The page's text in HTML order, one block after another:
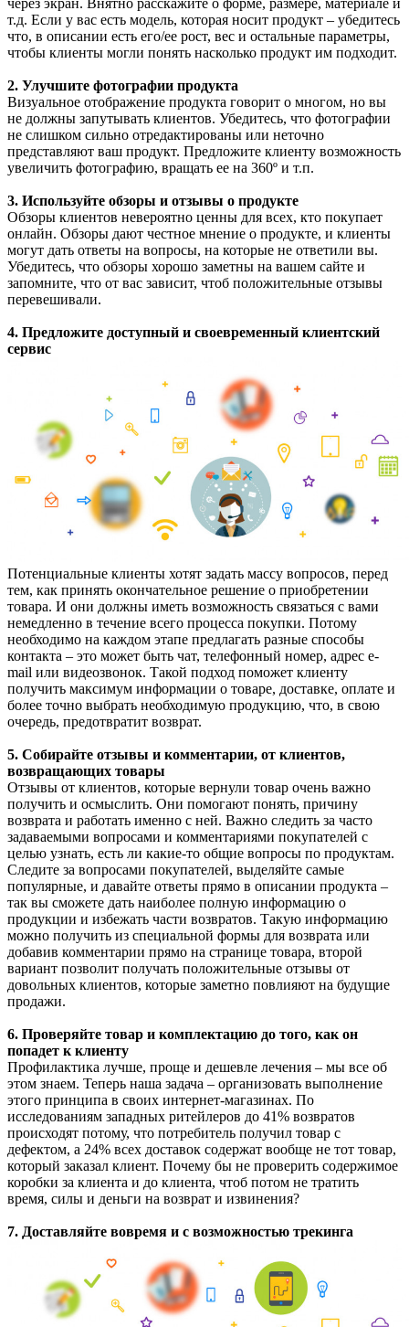
т.д. Если у вас есть модель, которая носит продукт – убедитесь
что, в описании есть его/ее рост, вес и остальные параметры,
чтобы клиенты могли понять насколько продукт им подходит.
2. Улучшите фотографии продукта
Визуальное отображение продукта говорит о многом, но вы
не должны запутывать клиентов. Убедитесь, что фотографии
не слишком сильно отредактированы или неточно
представляют ваш продукт. Предложите клиенту возможность
увеличить фотографию, вращать ее на 360º и т.п.
3. Используйте обзоры и отзывы о продукте
Обзоры клиентов невероятно ценны для всех, кто покупает
онлайн. Обзоры дают честное мнение о продукте, и клиенты
могут дать ответы на вопросы, на которые не ответили вы.
Убедитесь, что обзоры хорошо заметны на вашем сайте и
запомните, что от вас зависит, чтоб положительные отзывы
перевешивали.
4. Предложите доступный и своевременный клиентский
сервис
Потенциальные клиенты хотят задать массу вопросов, перед
тем, как принять окончательное решение о приобретении
товара. И они должны иметь возможность связаться с вами
немедленно в течение всего процесса покупки. Потому
необходимо на каждом этапе предлагать разные способы
контакта – это может быть чат, телефонный номер, адрес e-
mail или видеозвонок. Такой подход поможет клиенту
получить максимум информации о товаре, доставке, оплате и
более точно выбрать необходимую продукцию, что, в свою
очередь, предотвратит возврат.
5. Собирайте отзывы и комментарии, от клиентов,
возвращающих товары
Отзывы от клиентов, которые вернули товар очень важно
получить и осмыслить. Они помогают понять, причину
возврата и работать именно с ней. Важно следить за часто
задаваемыми вопросами и комментариями покупателей с
целью узнать, есть ли какие-то общие вопросы по продуктам.
Следите за вопросами покупателей, выделяйте самые
популярные, и давайте ответы прямо в описании продукта –
так вы сможете дать наиболее полную информацию о
продукции и избежать части возвратов. Такую информацию
можно получить из специальной формы для возврата или
добавив комментарии прямо на странице товара, второй
вариант позволит получать положительные отзывы от
довольных клиентов, которые заметно повлияют на будущие
продажи.
6. Проверяйте товар и комплектацию до того, как он
попадет к клиенту
Профилактика лучше, проще и дешевле лечения – мы все об
этом знаем. Теперь наша задача – организовать выполнение
этого принципа в своих интернет-магазинах. По
исследованиям западных ритейлеров до 41% возвратов
происходят потому, что потребитель получил товар с
дефектом, а 24% всех доставок содержат вообще не тот товар,
который заказал клиент. Почему бы не проверить содержимое
коробки за клиента и до клиента, чтоб потом не тратить
время, силы и деньги на возврат и извинения?
7. Доставляйте вовремя и с возможностью трекинга